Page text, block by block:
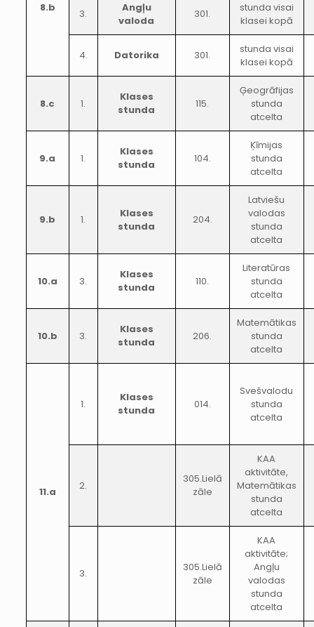
8.b 3.
Angļu
valoda
301.
stunda visai
klasei kopā
4. Datorika 301.
stunda visai
klasei kopā
8.c 1.
Klases
stunda
115.
Ģeogrāfijas
stunda
atcelta
9.a 1.
Klases
stunda
104.
Ķīmijas
stunda
atcelta
9.b 1.
Klases
stunda
204.
Latviešu
valodas
stunda
atcelta
10.a 3.
Klases
stunda
110.
Literatūras
stunda
atcelta
10.b 3.
Klases
stunda
206.
Matemātikas
stunda
atcelta
11.a
1.
Klases
stunda
014.
Svešvalodu
stunda
atcelta
2.
305.Lielā
zāle
KAA
aktivitāte,
Matemātikas
stunda
atcelta
3.
305.Lielā
zāle
KAA
aktivitāte;
Angļu
valodas
stunda
atcelta